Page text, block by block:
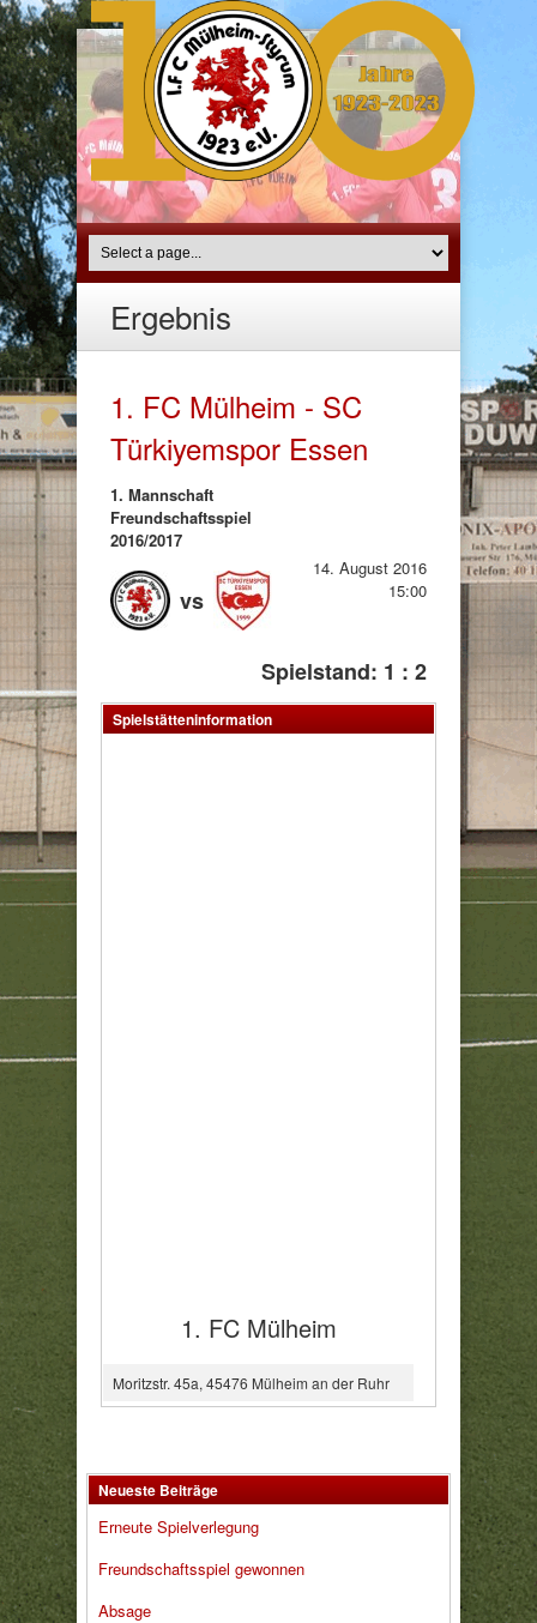
Ergebnis
1. FC Mülheim - SC
Türkiyemspor Essen
1. Mannschaft
Freundschaftsspiel
2016/2017
vs
14. August 2016
15:00
Spielstand: 1 : 2
Spielstätteninformation
1. FC Mülheim
Moritzstr. 45a, 45476 Mülheim an der Ruhr
Neueste Beiträge
Erneute Spielverlegung
Freundschaftsspiel gewonnen
Absage